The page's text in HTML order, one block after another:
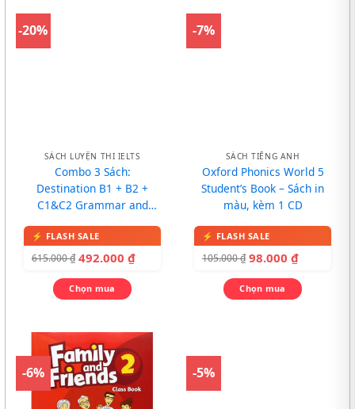
-20%
SÁCH LUYỆN THI IELTS
Combo 3 Sách:
Destination B1 + B2 +
C1&C2 Grammar and
615.000₫ 492.000 ₫
Chọn mua
-7%
SÁCH TIẾNG ANH
Oxford Phonics World 5
Student’s Book – Sách in
màu, kèm 1 CD
105.000₫ 98.000 ₫
Chọn mua
-6% -5%